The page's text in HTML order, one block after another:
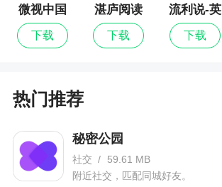
更新日志
微视中国
下载
湛庐阅读
下载
流利说-英
语
下载
热门推荐
秘密公园
社交 /
59.61 MB
附近社交，匹配同城好友。